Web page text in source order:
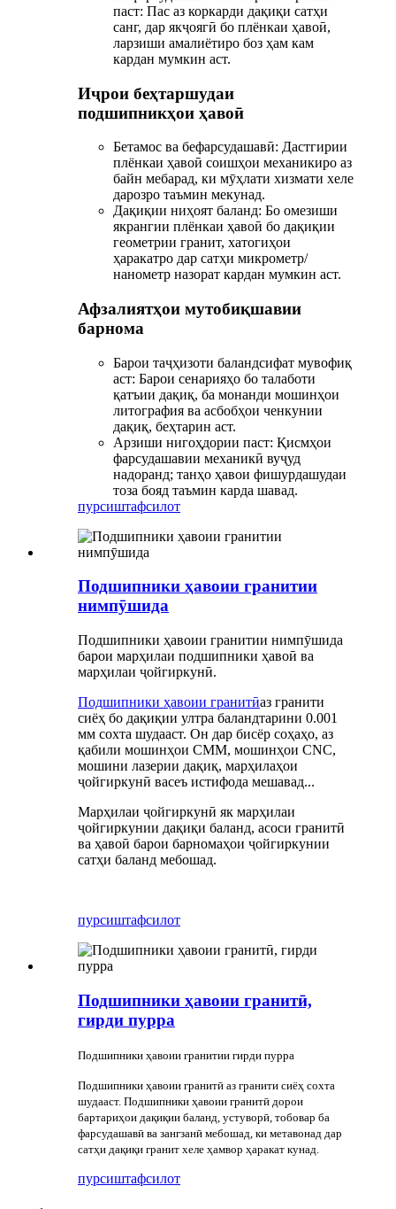
паст: Пас аз коркарди дақиқи сатҳи
санг, дар якҷоягӣ бо плёнкаи ҳавоӣ,
ларзиши амалиётиро боз ҳам кам
кардан мумкин аст.
Иҷрои беҳтаршудаи
подшипникҳои ҳавоӣ
Бетамос ва бефарсудашавӣ: Дастгирии
плёнкаи ҳавоӣ соишҳои механикиро аз
байн мебарад, ки мӯҳлати хизмати хеле
дарозро таъмин мекунад.
Дақиқии ниҳоят баланд: Бо омезиши
якрангии плёнкаи ҳавоӣ бо дақиқии
геометрии гранит, хатогиҳои
ҳаракатро дар сатҳи микрометр/
нанометр назорат кардан мумкин аст.
Афзалиятҳои мутобиқшавии
барнома
Барои таҷҳизоти баландсифат мувофиқ
аст: Барои сенарияҳо бо талаботи
қатъии дақиқ, ба монанди мошинҳои
литография ва асбобҳои ченкунии
дақиқ, беҳтарин аст.
Арзиши нигоҳдории паст: Қисмҳои
фарсудашавии механикӣ вуҷуд
надоранд; танҳо ҳавои фишурдашудаи
тоза бояд таъмин карда шавад.
пурсиштафсилот
Подшипники ҳавоии гранитии
нимпӯшида
Подшипники ҳавоии гранитии нимпӯшида
барои марҳилаи подшипники ҳавоӣ ва
марҳилаи ҷойгиркунӣ.
Подшипники ҳавоии гранитӣаз гранити
сиёҳ бо дақиқии ултра баландтарини 0.001
мм сохта шудааст. Он дар бисёр соҳаҳо, аз
қабили мошинҳои CMM, мошинҳои CNC,
мошини лазерии дақиқ, марҳилаҳои
ҷойгиркунӣ васеъ истифода мешавад...
Марҳилаи ҷойгиркунӣ як марҳилаи
ҷойгиркунии дақиқи баланд, асоси гранитӣ
ва ҳавоӣ барои барномаҳои ҷойгиркунии
сатҳи баланд мебошад.
пурсиштафсилот
Подшипники ҳавоии гранитӣ,
гирди пурра
Подшипники ҳавоии гранитии гирди пурра
Подшипники ҳавоии гранитӣ аз гранити сиёҳ сохта
шудааст. Подшипники ҳавоии гранитӣ дорои
бартариҳои дақиқии баланд, устуворӣ, тобовар ба
фарсудашавӣ ва зангзанӣ мебошад, ки метавонад дар
сатҳи дақиқи гранит хеле ҳамвор ҳаракат кунад.
пурсиштафсилот